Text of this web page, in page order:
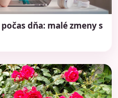
dňa: malé zmeny s